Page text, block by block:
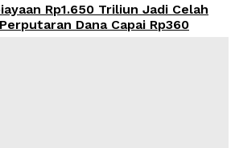
Rp1.650 Triliun Jadi Celah
Dana Capai Rp360